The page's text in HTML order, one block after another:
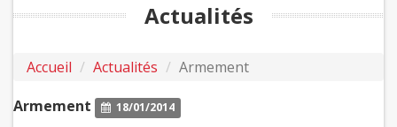
Actualités
Accueil Actualités
Armement
Armement
18/01/2014